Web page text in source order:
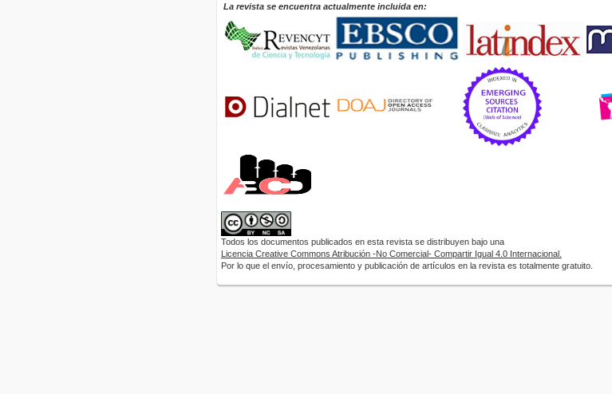
La revista se encuentra actualmente incluida en:
Todos los documentos publicados en esta revista se distribuyen bajo una
Licencia Creative Commons Atribución -No Comercial- Compartir Igual 4.0 Internacional.
Por lo que el envío, procesamiento y publicación de artículos en la revista es totalmente gratuito.